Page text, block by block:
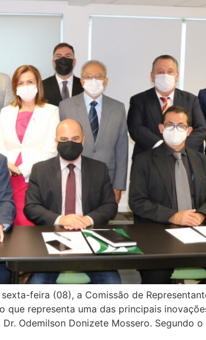
feira (08), a Comissão de
representa uma das principais
Odemilson Donizete Mossero. Segundo